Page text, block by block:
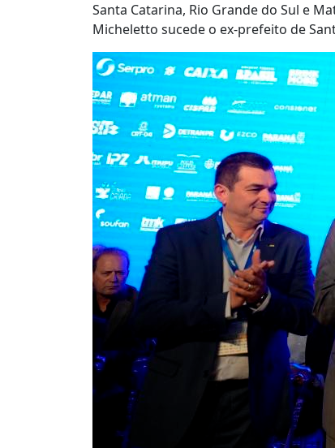
Santa Catarina, Rio Grande do Sul e
Micheletto sucede o ex-prefeito de